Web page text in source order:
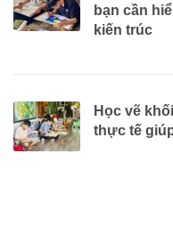
bạn cần
kiến trúc
Học vẽ
thực tế